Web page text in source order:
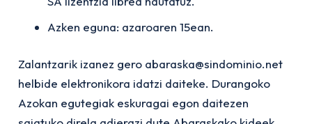
Azken eguna: azaroaren 15ean.
Zalantzarik izanez gero abaraska@sindominio.net
helbide elektronikora idatzi daiteke. Durangoko
Azokan egutegiak eskuragai egon daitezen